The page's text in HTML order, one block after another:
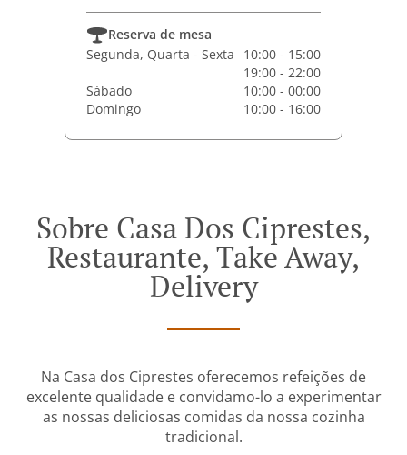
Reserva de mesa
Segunda, Quarta - Sexta
10:00 - 15:00
19:00 - 22:00
Sábado
10:00 - 00:00
Domingo
10:00 - 16:00
Sobre Casa Dos Ciprestes,
Restaurante, Take Away,
Delivery
Na Casa dos Ciprestes oferecemos refeições de
excelente qualidade e convidamo-lo a experimentar
as nossas deliciosas comidas da nossa cozinha
tradicional.